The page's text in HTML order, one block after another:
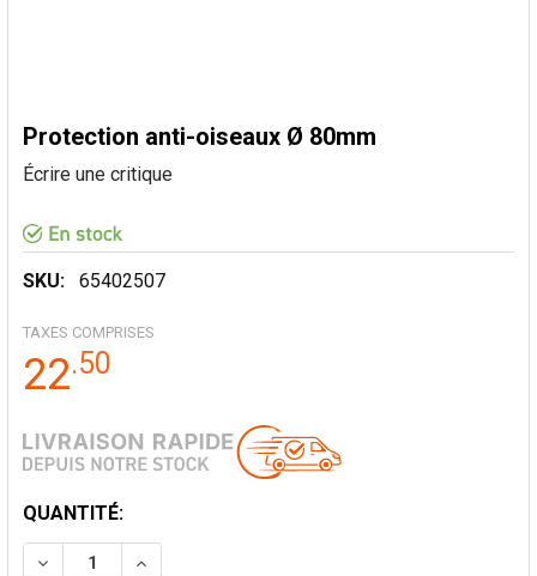
Protection anti-oiseaux Ø 80mm
Écrire une critique
SKU: 65402507
TAXES COMPRISES
22.50
STOCK
ACTUEL:
QUANTITÉ:
DIMINUER LA QUANTITÉ DE PROTECTION ANTI-
AUGMENTER LA QUANTITÉ DE